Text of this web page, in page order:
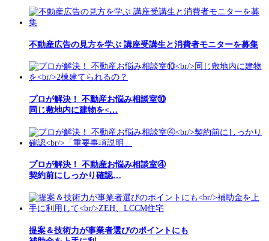
不動産広告の見方を学ぶ 講座受講生と消費者モニターを募集
プロが解決！ 不動産お悩み相談室⑩
同じ敷地内に建物を<…
プロが解決！ 不動産お悩み相談室④
契約前にしっかり確認…
提案＆技術力が事業者選びのポイントにも